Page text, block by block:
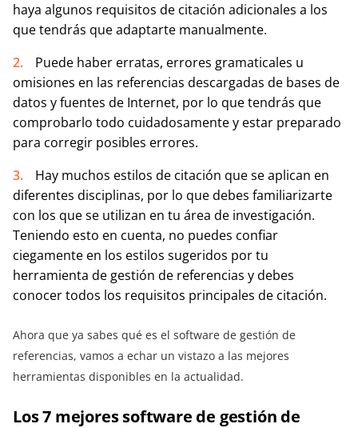
haya algunos requisitos de citación adicionales a los
que tendrás que adaptarte manualmente.
Puede haber erratas, errores gramaticales u
omisiones en las referencias descargadas de bases de
datos y fuentes de Internet, por lo que tendrás que
comprobarlo todo cuidadosamente y estar preparado
para corregir posibles errores.
Hay muchos estilos de citación que se aplican en
diferentes disciplinas, por lo que debes familiarizarte
con los que se utilizan en tu área de investigación.
Teniendo esto en cuenta, no puedes confiar
ciegamente en los estilos sugeridos por tu
herramienta de gestión de referencias y debes
conocer todos los requisitos principales de citación.
Ahora que ya sabes qué es el software de gestión de
referencias, vamos a echar un vistazo a las mejores
herramientas disponibles en la actualidad.
Los 7 mejores software de gestión de